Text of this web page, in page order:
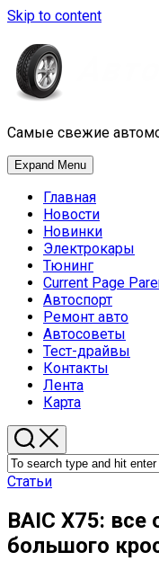
Skip to content
Самые свежие
Expand Menu
Главная
Новости
Новинки
Электрокары
Тюнинг
Current Page
Автоспорт
Ремонт авто
Автосоветы
Тест-драйвы
Контакты
Лента
Карта
Статьи
BAIC X75: все
большого